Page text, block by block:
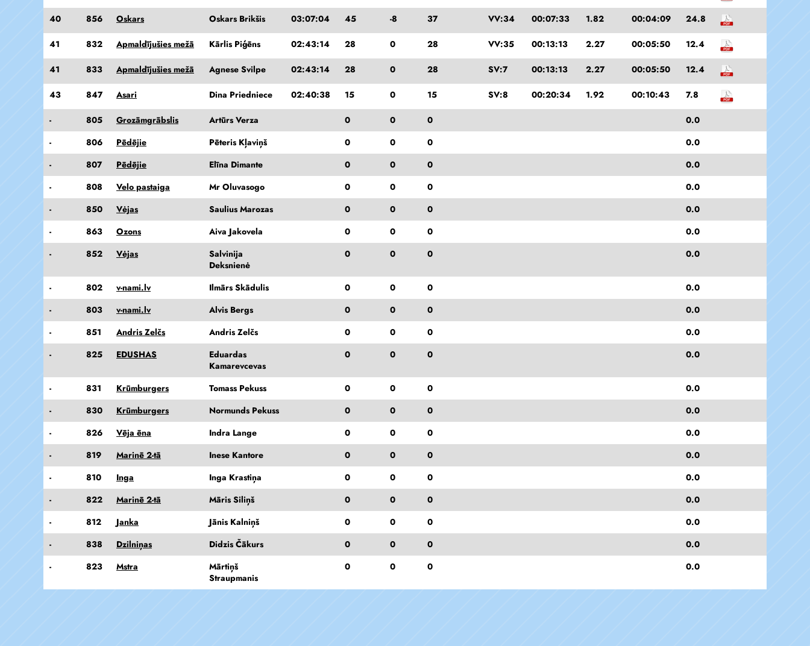
40 856 Oskars Oskars Brikšis 03:07:04 45 -8 37 VV:34 00:07:33 1.82 00:04:09 24.8
41 832 Apmaldījušies mežā Kārlis Piģēns 02:43:14 28 0 28 VV:35 00:13:13 2.27 00:05:50 12.4
41 833 Apmaldījušies mežā Agnese Svilpe 02:43:14 28 0 28 SV:7 00:13:13 2.27 00:05:50 12.4
43 847 Asari Dina Priedniece 02:40:38 15 0 15 SV:8 00:20:34 1.92 00:10:43 7.8
- 805 Grozāmgrābslis Artūrs Verza 0 0 0
0.0
-
806 Pēdējie Pēteris Kļaviņš 0 0 0
0.0
-
807 Pēdējie Elīna Dimante 0 0 0
0.0
-
808 Velo pastaiga Mr Oluvasogo 0 0 0
0.0
-
850 Vėjas Saulius Marozas 0 0 0
0.0
-
863 Ozons Aiva Jakovela 0 0 0
0.0
-
852 Vėjas
Salvinija
Deksnienė
0 0 0 0.0
- 802 v-nami.lv Ilmārs Skādulis 0 0 0
0.0
-
803 v-nami.lv Alvis Bergs 0 0 0
0.0
-
851 Andris Zelčs Andris Zelčs 0 0 0
0.0
-
825 EDUSHAS
Eduardas
Kamarevcevas
0 0 0 0.0
- 831 Krūmburgers Tomass Pekuss 0 0 0
0.0
-
830 Krūmburgers Normunds Pekuss 0 0 0
0.0
-
826 Vēja ēna Indra Lange 0 0 0
0.0
-
819 Marinē 2-tā Inese Kantore 0 0 0
0.0
-
810 Inga Inga Krastiņa 0 0 0
0.0
-
822 Marinē 2-tā Māris Siliņš 0 0 0
0.0
-
812 Janka Jānis Kalniņš 0 0 0
0.0
-
838 Dzilniņas Didzis Čākurs 0 0 0
0.0
-
823 Mstra
Mārtiņš
Straupmanis
0 0 0 0.0